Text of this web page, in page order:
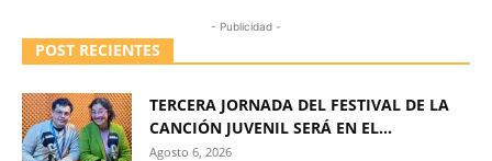
- Publicidad -
POST RECIENTES
TERCERA JORNADA DEL FESTIVAL DE LA
CANCIÓN JUVENIL SERÁ EN EL...
Agosto 6, 2026